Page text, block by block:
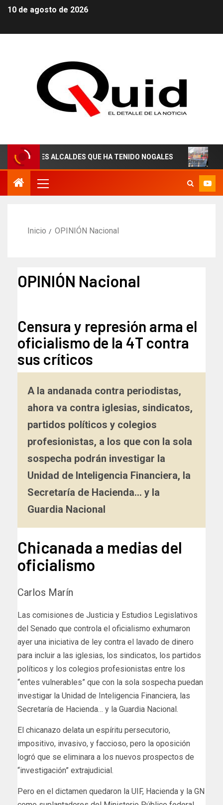
10 de agosto de 2026
ALCALDES QUE HA TENIDO NOGALES ¡AGUAS
Inicio OPINIÓN Nacional
OPINIÓN Nacional
Censura y represión arma el
oficialismo de la 4T contra
sus críticos
A la andanada contra periodistas,
ahora va contra iglesias, sindicatos,
partidos políticos y colegios
profesionistas, a los que con la sola
sospecha podrán investigar la
Unidad de Inteligencia Financiera, la
Secretaría de Hacienda… y la
Guardia Nacional
Chicanada a medias del
oficialismo
Carlos Marín
Las comisiones de Justicia y Estudios Legislativos
del Senado que controla el oficialismo exhumaron
ayer una iniciativa de ley contra el lavado de dinero
para incluir a las iglesias, los sindicatos, los partidos
políticos y los colegios profesionistas entre los
“entes vulnerables” que con la sola sospecha puedan
investigar la Unidad de Inteligencia Financiera, las
Secretaría de Hacienda… y la Guardia Nacional.
El chicanazo delata un espíritu persecutorio,
impositivo, invasivo, y faccioso, pero la oposición
logró que se eliminara a los nuevos prospectos de
“investigación” extrajudicial.
Pero en el dictamen quedaron la UIF, Hacienda y la GN